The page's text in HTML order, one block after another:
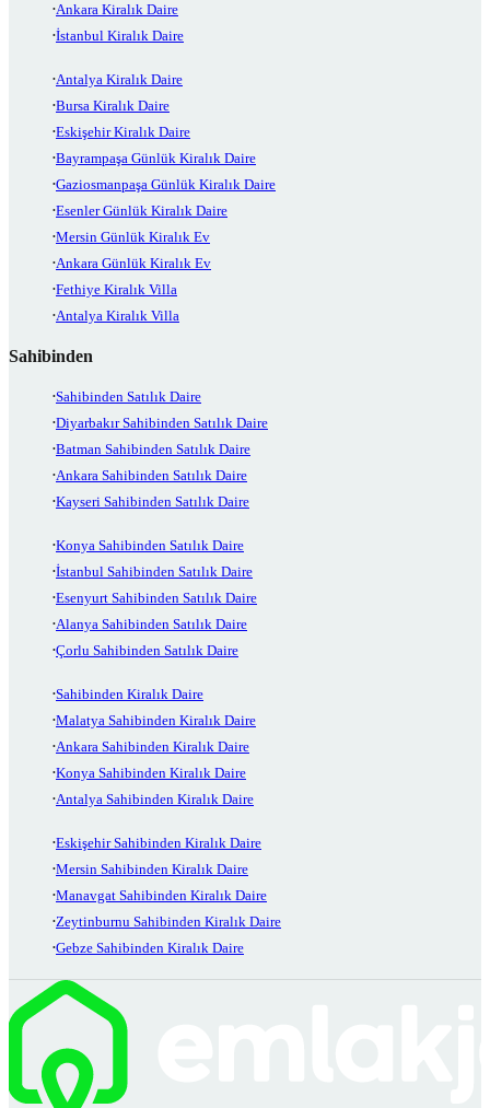
Ankara Kiralık Daire
İstanbul Kiralık Daire
Antalya Kiralık Daire
Bursa Kiralık Daire
Eskişehir Kiralık Daire
Bayrampaşa Günlük Kiralık Daire
Gaziosmanpaşa Günlük Kiralık Daire
Esenler Günlük Kiralık Daire
Mersin Günlük Kiralık Ev
Ankara Günlük Kiralık Ev
Fethiye Kiralık Villa
Antalya Kiralık Villa
Sahibinden
Sahibinden Satılık Daire
Diyarbakır Sahibinden Satılık Daire
Batman Sahibinden Satılık Daire
Ankara Sahibinden Satılık Daire
Kayseri Sahibinden Satılık Daire
Konya Sahibinden Satılık Daire
İstanbul Sahibinden Satılık Daire
Esenyurt Sahibinden Satılık Daire
Alanya Sahibinden Satılık Daire
Çorlu Sahibinden Satılık Daire
Sahibinden Kiralık Daire
Malatya Sahibinden Kiralık Daire
Ankara Sahibinden Kiralık Daire
Konya Sahibinden Kiralık Daire
Antalya Sahibinden Kiralık Daire
Eskişehir Sahibinden Kiralık Daire
Mersin Sahibinden Kiralık Daire
Manavgat Sahibinden Kiralık Daire
Zeytinburnu Sahibinden Kiralık Daire
Gebze Sahibinden Kiralık Daire